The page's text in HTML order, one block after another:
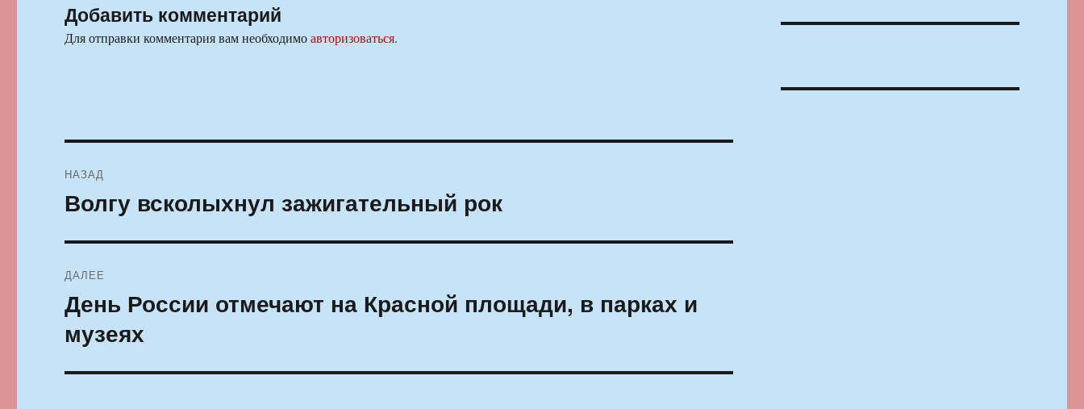
Добавить комментарий
Для отправки комментария вам необходимоавторизоваться.
по
НАЗАД
Предыдущая
Волгу всколыхнул зажигательный рок
ДАЛЕЕ
Следующая
запись:
День России отмечают на Красной площади, в парках и
музеях